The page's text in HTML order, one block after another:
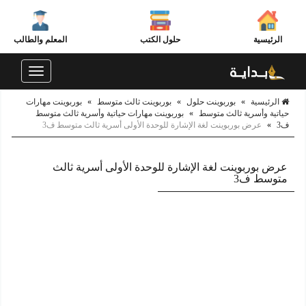
الرئيسية حلول الكتب المعلم والطالب
Toggle
الرئيسية » بوربوينت حلول » بوربوينت ثالث متوسط » بوربوينت مهارات
حياتية وأسرية ثالث متوسط » بوربوينت مهارات حياتية وأسرية ثالث متوسط
ف3
» عرض بوربوينت لغة الإشارة للوحدة الأولى أسرية ثالث متوسط ف3
عرض بوربوينت لغة الإشارة للوحدة الأولى أسرية ثالث
متوسط ف3